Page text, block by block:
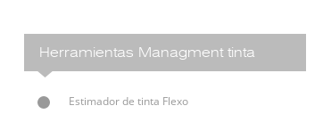
Herramientas Managment tinta
Estimador de tinta Flexo